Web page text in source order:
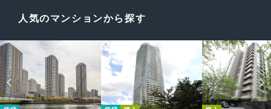
人気のマンションから探す